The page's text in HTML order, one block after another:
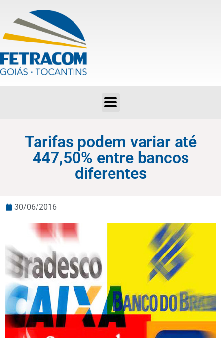
Tarifas podem variar até
447,50% entre bancos
diferentes
30/06/2016